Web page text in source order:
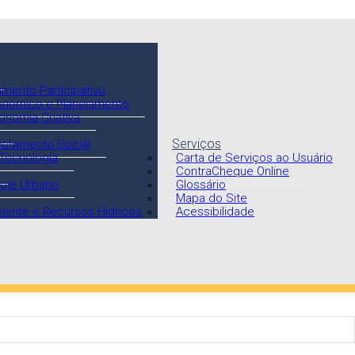
Participativo
e Planejamento
Criativa
Social
Urbano
e Recursos Hídricos
Serviços
Carta de Serviços ao Usuário
ContraCheque Online
Glossário
Mapa do Site
Acessibilidade